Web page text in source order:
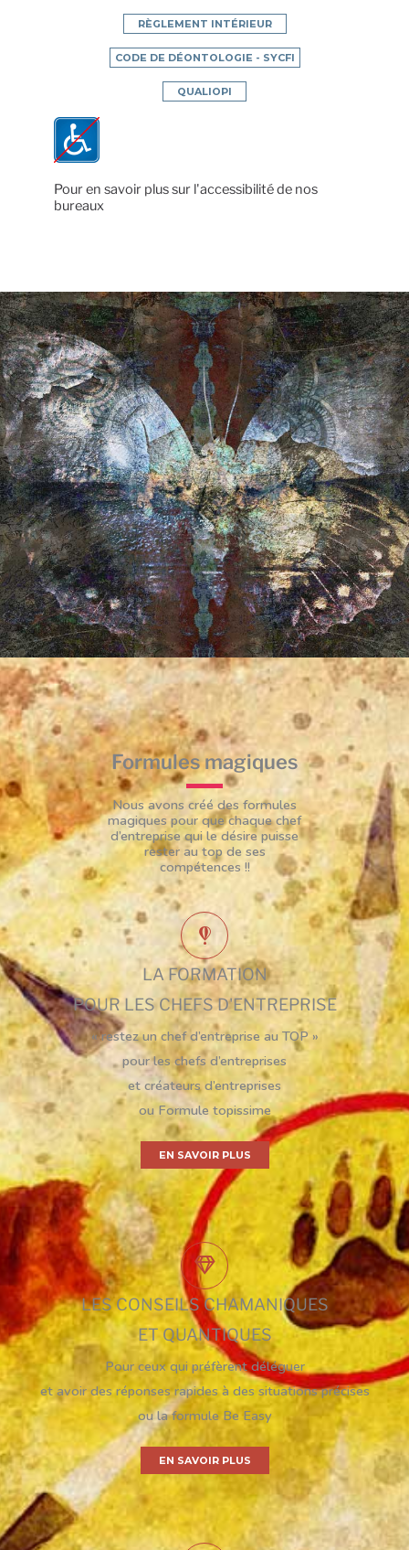
RÈGLEMENT INTÉRIEUR
CODE DE DÉONTOLOGIE - SYCFI
QUALIOPI
Pour en savoir plus sur l'accessibilité de nos
bureaux
Formules magiques
Nous avons créé des formules
magiques pour que chaque chef
d’entreprise qui le désire puisse
rester au top de ses
compétences !!
LA FORMATION
POUR LES CHEFS D'ENTREPRISE
« restez un chef d’entreprise au TOP »
pour les chefs d’entreprises
et créateurs d’entreprises
ou Formule topissime
EN SAVOIR PLUS
LES CONSEILS CHAMANIQUES
ET QUANTIQUES
Pour ceux qui préfèrent déléguer
et avoir des réponses rapides à des situations précises
ou la formule Be Easy
EN SAVOIR PLUS